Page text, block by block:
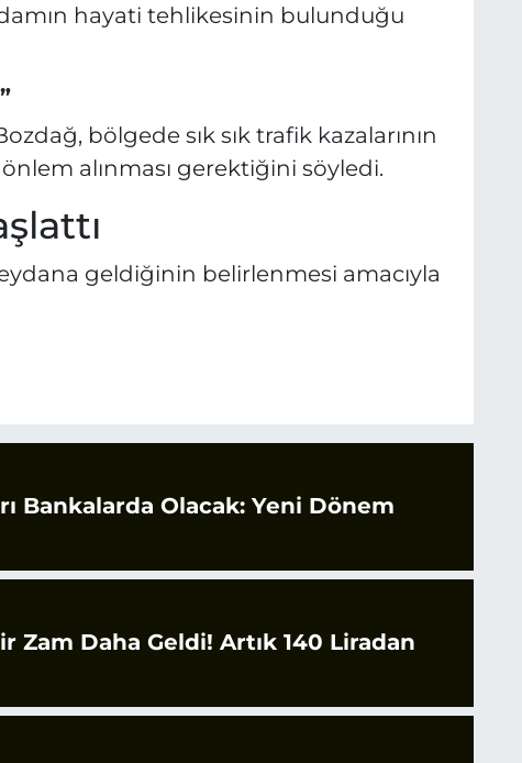
adamın hayati tehlikesinin bulunduğu
bölgede sık sık trafik kazalarının
alınması gerektiğini söyledi.
geldiğinin belirlenmesi amacıyla
Bankalarda Olacak: Yeni Dönem
Zam Daha Geldi! Artık 140 Liradan